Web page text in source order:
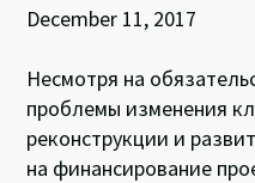
December 11, 2017
Несмотря на
проблемы изменения
реконструкции и
на финансирование